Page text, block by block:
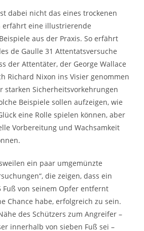
dabei nicht das eines trockenen
erfährt eine illustrierende
aus der Praxis. So erfährt
de Gaulle 31 Attentatsversuche
der Attentäter, der George Wallace
Richard Nixon ins Visier genommen
starken Sicherheitsvorkehrungen
Beispiele sollen aufzeigen, wie
eine Rolle spielen können, aber
Vorbereitung und Wachsamkeit
ein paar umgemünzte
die zeigen, dass ein
Fuß von seinem Opfer entfernt
Chance habe, erfolgreich zu sein.
des Schützers zum Angreifer –
innerhalb von sieben Fuß sei –